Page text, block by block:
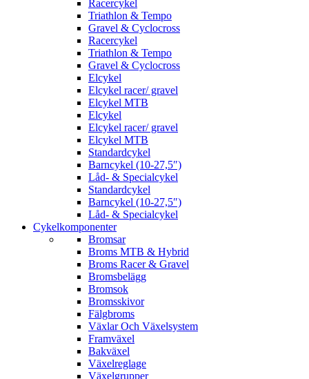
Racercykel
Triathlon & Tempo
Gravel & Cyclocross
Racercykel
Triathlon & Tempo
Gravel & Cyclocross
Elcykel
Elcykel racer/ gravel
Elcykel MTB
Elcykel
Elcykel racer/ gravel
Elcykel MTB
Standardcykel
Barncykel (10-27,5″)
Låd- & Specialcykel
Standardcykel
Barncykel (10-27,5″)
Låd- & Specialcykel
Cykelkomponenter
Bromsar
Broms MTB & Hybrid
Broms Racer & Gravel
Bromsbelägg
Bromsok
Bromsskivor
Fälgbroms
Växlar Och Växelsystem
Framväxel
Bakväxel
Växelreglage
Växelgrupper